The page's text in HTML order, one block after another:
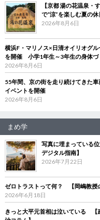
【京都 湯の花温泉・
で“涼”を楽しむ夏の
2026年8月6日
横浜F・マリノス×日清オイリオグ
を開催 小学1年生～3年生の身体づ
2026年8月6日
55年間、京の街を走り続けてきた
イベントを開催
2026年8月6日
まめ学
写真に埋まっている
デジタル指南】
2026年7月22日
ゼロトラストって何？ 【岡嶋教授
2026年6月18日
きっと大平元首相は泣いている 【